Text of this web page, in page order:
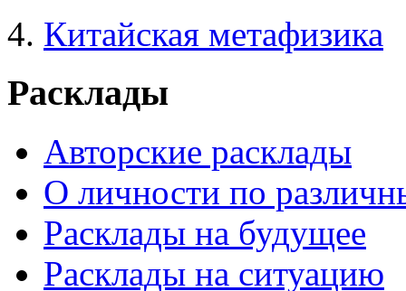
4. Китайская метафизика
Расклады
Авторские расклады
О личности по
Расклады на будущее
Расклады на ситуацию